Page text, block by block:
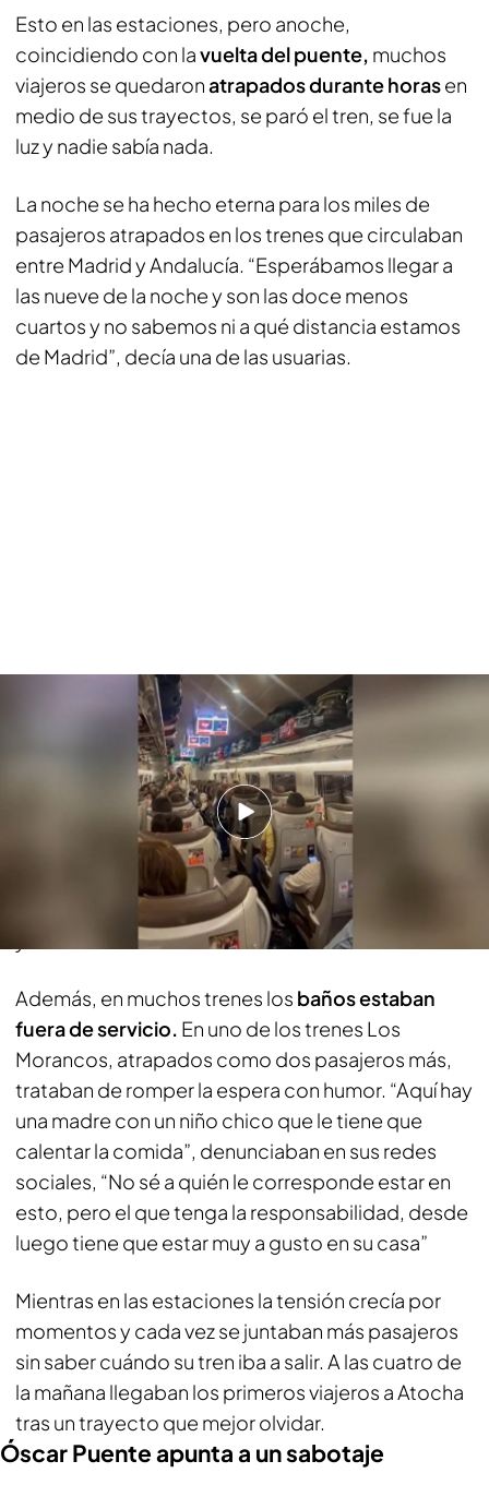
Esto en las estaciones, pero anoche,
coincidiendo con lavuelta del puente, muchos
viajeros se quedaronatrapados durante horasen
medio de sus trayectos, se paró el tren, se fue la
luz y nadie sabía nada.
La noche se ha hecho eterna para los miles de
pasajeros atrapados en los trenes que circulaban
entre Madrid y Andalucía. “Esperábamos llegar a
las nueve de la noche y son las doce menos
cuartos y no sabemos ni a qué distancia estamos
de Madrid”, decía una de las usuarias.
Miles de pasajeros atrapados en los 30 trenes afectados por el robo de
Los pasajerostrataban de dormir en sus
reventados, buscando la mejor postura
para pasar la noche. Después de horas parados en
mitad de la nada y coninformacióncada vez más
por la megafonía que les explicaba
que “estamos hablando de un entorno de entre 5
y 6 horas de retraso”.
Además, en muchos trenes los baños estaban
fuera de servicio. En uno de los trenes Los
Morancos, atrapados como dos pasajeros más,
trataban de romper la espera con humor. “Aquí hay
una madre con un niño chico que le tiene que
calentar la comida”, denunciaban en sus redes
sociales, “No sé a quién le corresponde estar en
esto, pero el que tenga la responsabilidad, desde
luego tiene que estar muy a gusto en su casa”
Mientras en las estaciones la tensión crecía por
momentos y cada vez se juntaban más pasajeros
sin saber cuándo su tren iba a salir. A las cuatro de
la mañana llegaban los primeros viajeros a Atocha
tras un trayecto que mejor olvidar.
Óscar Puente apunta a un sabotaje